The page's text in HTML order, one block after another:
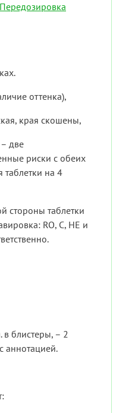
Передозировка
оттенка),
края скошены,
две
риски с обеих
таблетки на 4
стороны таблетки
RO, C, HE и
в блистеры, – 2
аннотацией.